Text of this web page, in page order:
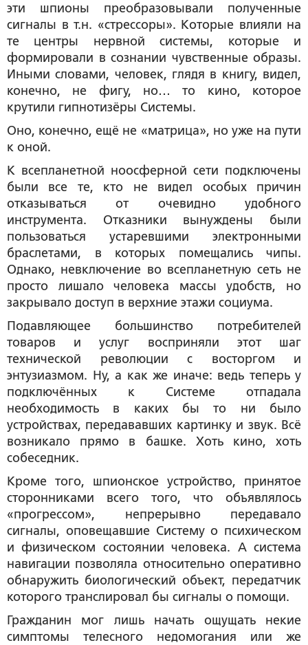
эти шпионы преобразовывали полученные
сигналы в т.н. «стрессоры». Которые влияли на
те центры нервной системы, которые и
формировали в сознании чувственные образы.
Иными словами, человек, глядя в книгу, видел,
конечно, не фигу, но… то кино, которое
крутили гипнотизёры Системы.
Оно, конечно, ещё не «матрица», но уже на пути
к оной.
К всепланетной ноосферной сети подключены
были все те, кто не видел особых причин
отказываться от очевидно удобного
инструмента. Отказники вынуждены были
пользоваться устаревшими электронными
браслетами, в которых помещались чипы.
Однако, невключение во всепланетную сеть не
просто лишало человека массы удобств, но
закрывало доступ в верхние этажи социума.
Подавляющее большинство потребителей
товаров и услуг восприняли этот шаг
технической революции с восторгом и
энтузиазмом. Ну, а как же иначе: ведь теперь у
подключённых к Системе отпадала
необходимость в каких бы то ни было
устройствах, передававших картинку и звук. Всё
возникало прямо в башке. Хоть кино, хоть
собеседник.
Кроме того, шпионское устройство, принятое
сторонниками всего того, что объявлялось
«прогрессом», непрерывно передавало
сигналы, оповещавшие Систему о психическом
и физическом состоянии человека. А система
навигации позволяла относительно оперативно
обнаружить биологический объект, передатчик
которого транслировал бы сигналы о помощи.
Гражданин мог лишь начать ощущать некие
симптомы телесного недомогания или же